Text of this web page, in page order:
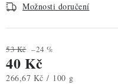
Možnosti doručení
53 Kč –24 %
40 Kč
Měrná cena:
266,67 Kč / 100 g